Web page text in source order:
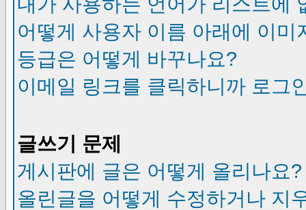
어떻게 사용자 이름 아래에 이미
등급은 어떻게 바꾸나요?
이메일 링크를 클릭하니까 로그
글쓰기 문제
게시판에 글은 어떻게 올리나요?
올린글을 어떻게 수정하거나 지